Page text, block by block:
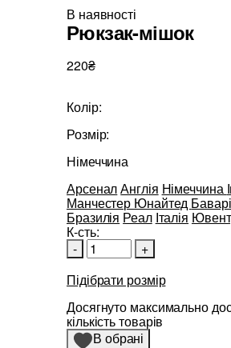
В наявності
Рюкзак-мішок
220₴
Колір:
Розмір:
Німеччина
АрсеналАнглія Німеччина
Манчестер Юнайтед
Бразилія Реал Італія
К-сть:
-
+
Підібрати розмір
Досягнуто максимально
кількість товарів
В обрані